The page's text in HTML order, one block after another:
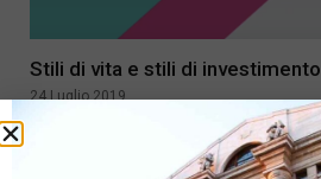
Stili di vita e stili di investimento
24 Luglio 2019